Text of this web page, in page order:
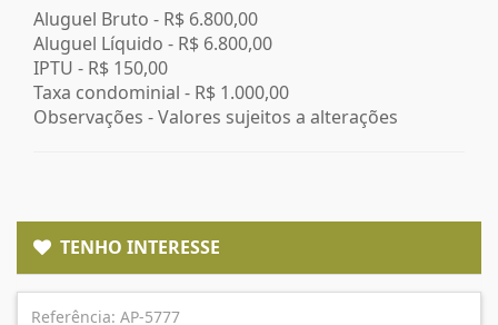
Aluguel Bruto - R$ 6.800,00
Aluguel Líquido - R$ 6.800,00
IPTU - R$ 150,00
Taxa condominial - R$ 1.000,00
Observações - Valores sujeitos a alterações
TENHO INTERESSE